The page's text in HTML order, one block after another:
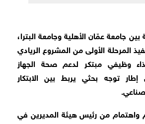
جامعة عمّان الأهلية وجامعة البترا،
المرحلة الأولى من المشروع الريادي
وظيفي مبتكر لدعم صحة الجهاز
توجه بحثي يربط بين الابتكار
.
من رئيس هيئة المديرين في